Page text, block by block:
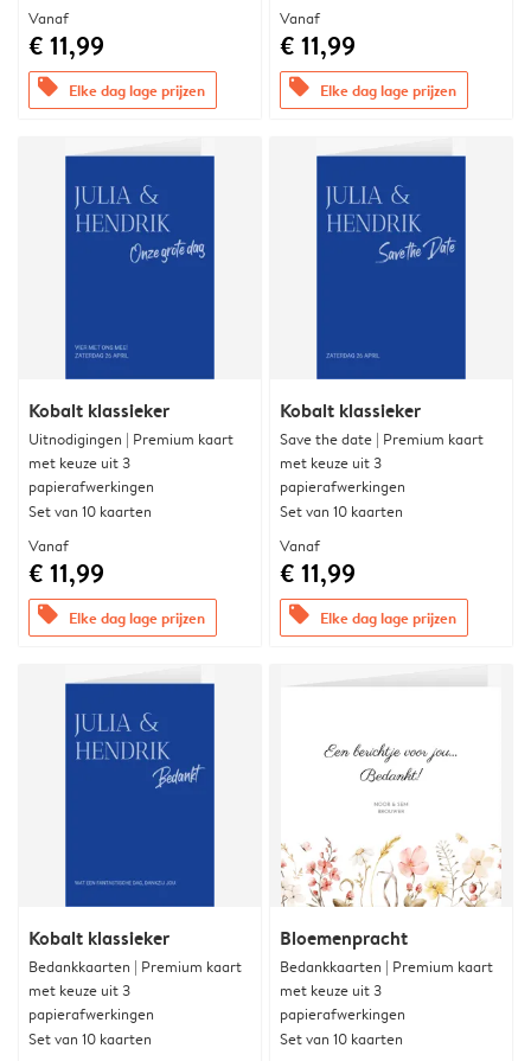
Vanaf
€ 11,99
offers Elke dag lage prijzen
Vanaf
€ 11,99
offers Elke dag lage prijzen
Kobalt klassieker
Uitnodigingen | Premium kaart
met keuze uit 3
papierafwerkingen
Set van 10 kaarten
Vanaf
€ 11,99
offers Elke dag lage prijzen
Kobalt klassieker
Save the date | Premium kaart
met keuze uit 3
papierafwerkingen
Set van 10 kaarten
Vanaf
€ 11,99
offers Elke dag lage prijzen
Kobalt klassieker
Bedankkaarten | Premium kaart
met keuze uit 3
papierafwerkingen
Set van 10 kaarten
Bloemenpracht
Bedankkaarten | Premium kaart
met keuze uit 3
papierafwerkingen
Set van 10 kaarten